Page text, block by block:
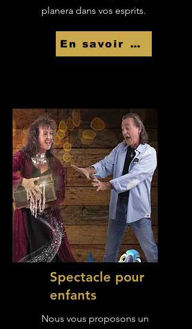
planera dans vos esprits.
En savoir Plus
Spectacle pour
enfants
Nous vous proposons un